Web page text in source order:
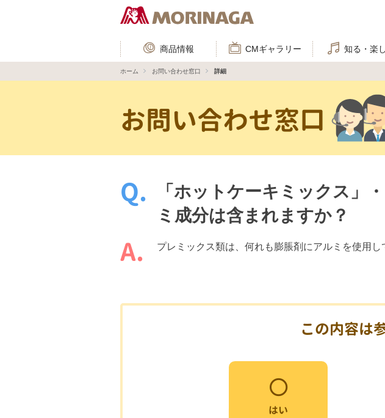
商品情報 CMギャラリー 知る・楽
ホーム お問い合わせ窓口 詳細
お問い合わせ窓口
「ホットケーキミックス」
ミ成分は含まれますか？
プレミックス類は、何れも膨脹剤にアルミを使用し
この内容は
はい